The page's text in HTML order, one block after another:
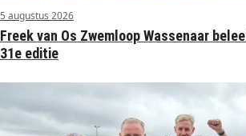
5 augustus 2026
Freek van Os Zwemloop Wassenaar
31e editie